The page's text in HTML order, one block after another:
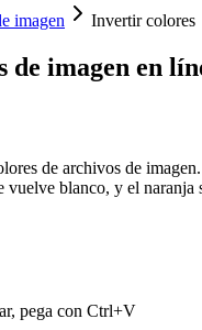
imagen Invertir colores
imagen en
de archivos de
vuelve blanco, y el naranja
pega con Ctrl+V